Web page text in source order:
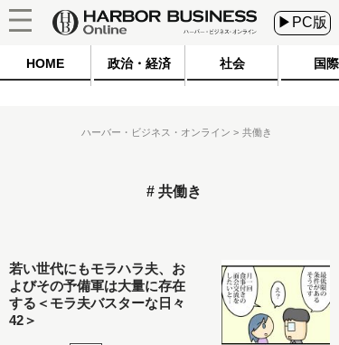
▶PC版
HOME 政治・経済 社会 国際
ハーバー・ビジネス・オンライン 共働き
共働き
若い世代にもモラハラ夫、お
よびその予備軍は大量に存在
する＜モラ夫バスターな日々
42＞